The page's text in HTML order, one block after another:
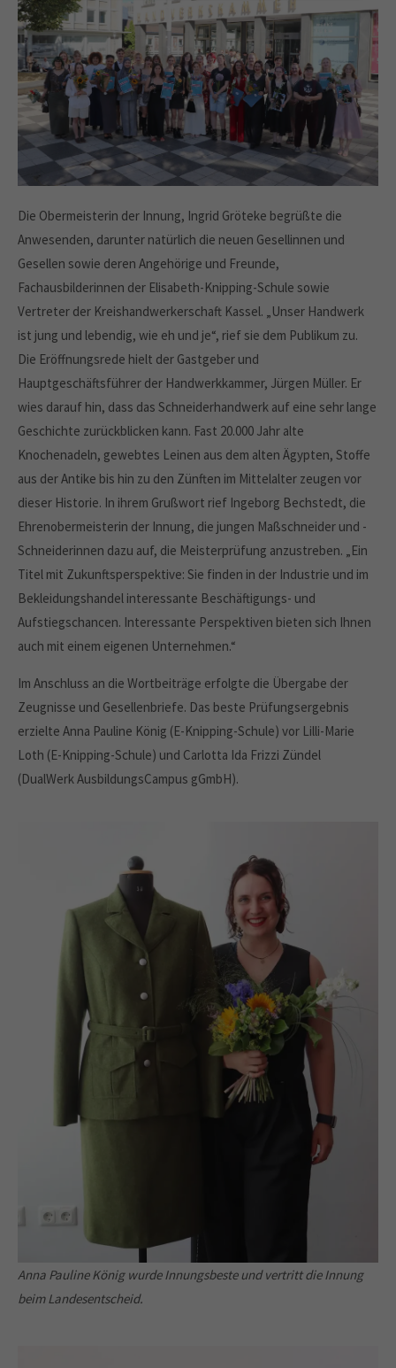
Die Obermeisterin der Innung, Ingrid Gröteke begrüßte die
Anwesenden, darunter natürlich die neuen Gesellinnen und
Gesellen sowie deren Angehörige und Freunde,
Fachausbilderinnen der Elisabeth-Knipping-Schule sowie
Vertreter der Kreishandwerkerschaft Kassel. „Unser Handwerk
ist jung und lebendig, wie eh und je“, rief sie dem Publikum zu.
Die Eröffnungsrede hielt der Gastgeber und
Hauptgeschäftsführer der Handwerkkammer, Jürgen Müller. Er
wies darauf hin, dass das Schneiderhandwerk auf eine sehr lange
Geschichte zurückblicken kann. Fast 20.000 Jahr alte
Knochenadeln, gewebtes Leinen aus dem alten Ägypten, Stoffe
aus der Antike bis hin zu den Zünften im Mittelalter zeugen vor
dieser Historie. In ihrem Grußwort rief Ingeborg Bechstedt, die
Ehrenobermeisterin der Innung, die jungen Maßschneider und -
Schneiderinnen dazu auf, die Meisterprüfung anzustreben. „Ein
Titel mit Zukunftsperspektive: Sie finden in der Industrie und im
Bekleidungshandel interessante Beschäftigungs- und
Aufstiegschancen. Interessante Perspektiven bieten sich Ihnen
auch mit einem eigenen Unternehmen.“
Im Anschluss an die Wortbeiträge erfolgte die Übergabe der
Zeugnisse und Gesellenbriefe. Das beste Prüfungsergebnis
erzielte Anna Pauline König (E-Knipping-Schule) vor Lilli-Marie
Loth (E-Knipping-Schule) und Carlotta Ida Frizzi Zündel
(DualWerk AusbildungsCampus gGmbH).
Anna Pauline König wurde Innungsbeste und vertritt die Innung
beim Landesentscheid.